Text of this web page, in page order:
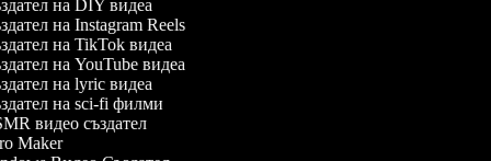
на DIY видеа
на Instagram Reels
на TikTok видеа
на YouTube видеа
на lyric видеа
на sci-fi филми
видео създател
Maker